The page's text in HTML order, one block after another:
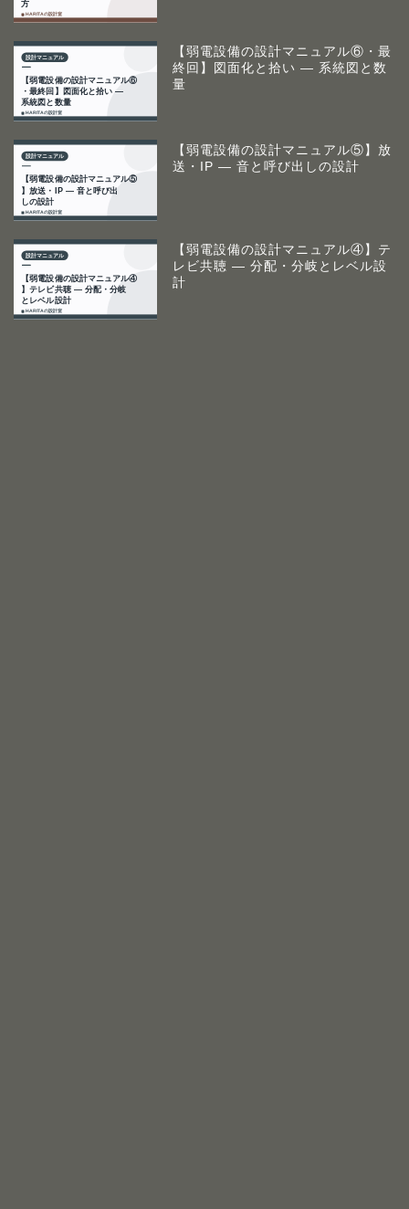
【弱電設備の設計マニュアル⑥・最
終回】図面化と拾い ― 系統図と数
量
【弱電設備の設計マニュアル⑤】放
送・IP ― 音と呼び出しの設計
【弱電設備の設計マニュアル④】テ
レビ共聴 ― 分配・分岐とレベル設
計